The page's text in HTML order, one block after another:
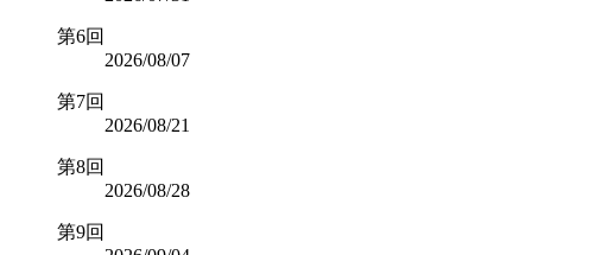
第6回
2026/08/07
第7回
2026/08/21
第8回
2026/08/28
第9回